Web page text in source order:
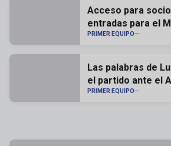
Acceso para
entradas para el
Lapetra
PRIMER EQUIPO
Las palabras de
el partido ante el
PRIMER EQUIPO